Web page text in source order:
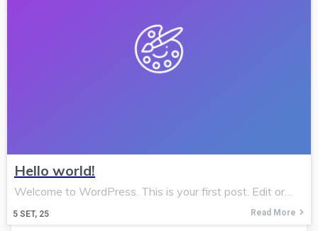
Hello world!
5 SET, 25
Welcome to WordPress. This is your first post. Edit or…
Read More